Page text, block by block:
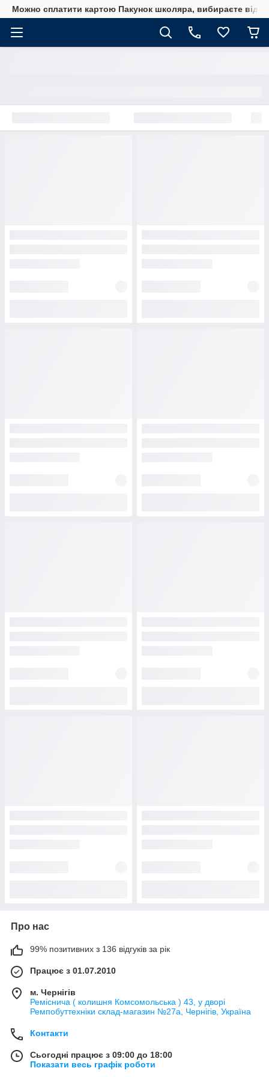
Можно сплатити картою Пакунок школяра, вибираєте від
Про нас
99% позитивних з 136 відгуків за рік
Працює з 01.07.2010
м. Чернігів
Реміснича ( колишня Комсомольська ) 43, у дворі
Ремпобуттехніки склад-магазин №27a, Чернігів, Україна
Контакти
Сьогодні працює з 09:00 до 18:00
Показати весь графік роботи